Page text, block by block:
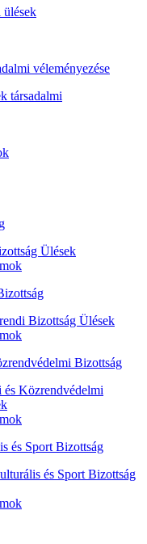
ülések
véleményezése
társadalmi
Ülések
Bizottság Ülések
Bizottság
és Közrendvédelmi
és Sport Bizottság
és Sport Bizottság